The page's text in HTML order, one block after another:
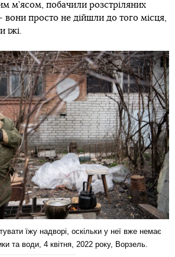
м’ясом, побачили розстріляних
просто не дійшли до того місця,
їжі.
їжу надворі, оскільки у неї вже немає
та води, 4 квітня, 2022 року, Ворзель.